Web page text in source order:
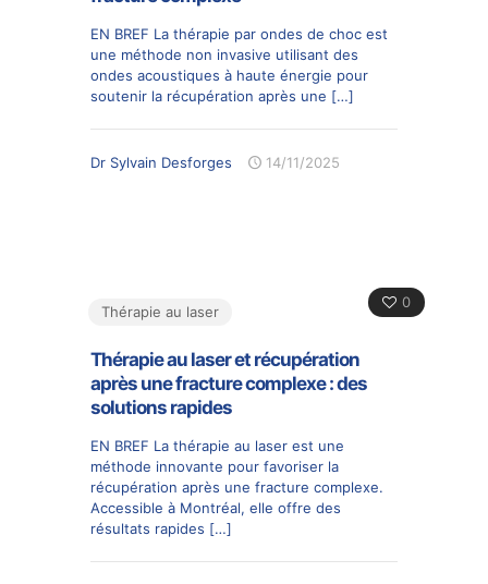
EN BREF La thérapie par ondes de choc est
une méthode non invasive utilisant des
ondes acoustiques à haute énergie pour
soutenir la récupération après une […]
Dr Sylvain Desforges 14/11/2025
0
Thérapie au laser
Thérapie au laser et récupération
après une fracture complexe : des
solutions rapides
EN BREF La thérapie au laser est une
méthode innovante pour favoriser la
récupération après une fracture complexe.
Accessible à Montréal, elle offre des
résultats rapides […]